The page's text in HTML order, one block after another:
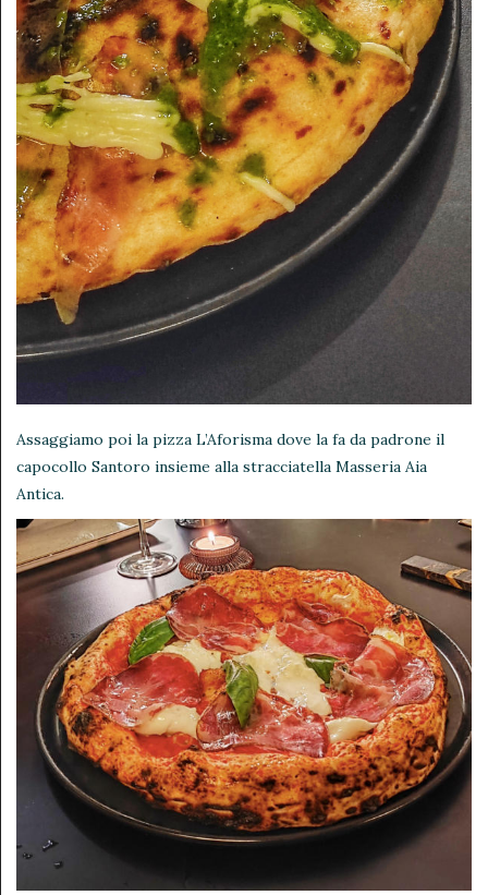
Assaggiamo poi la pizza L’Aforisma dove la fa da padrone il
capocollo Santoro insieme alla stracciatella Masseria Aia
Antica.